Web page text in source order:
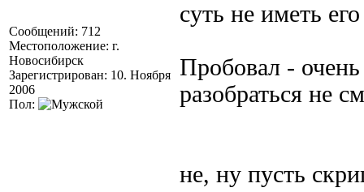
Сообщений: 712
Местоположение: г.
Новосибирск
Зарегистрирован: 10. Ноября
2006
Пол:
суть не иметь
Пробовал -
разобраться не
не, ну пусть